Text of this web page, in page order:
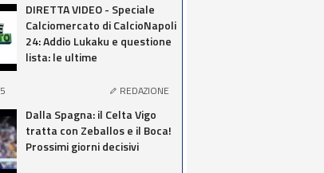
DIRETTA VIDEO - Speciale
Calciomercato di CalcioNapoli
24: Addio Lukaku e questione
lista: le ultime
REDAZIONE
Dalla Spagna: il Celta Vigo
tratta con Zeballos e il Boca!
Prossimi giorni decisivi